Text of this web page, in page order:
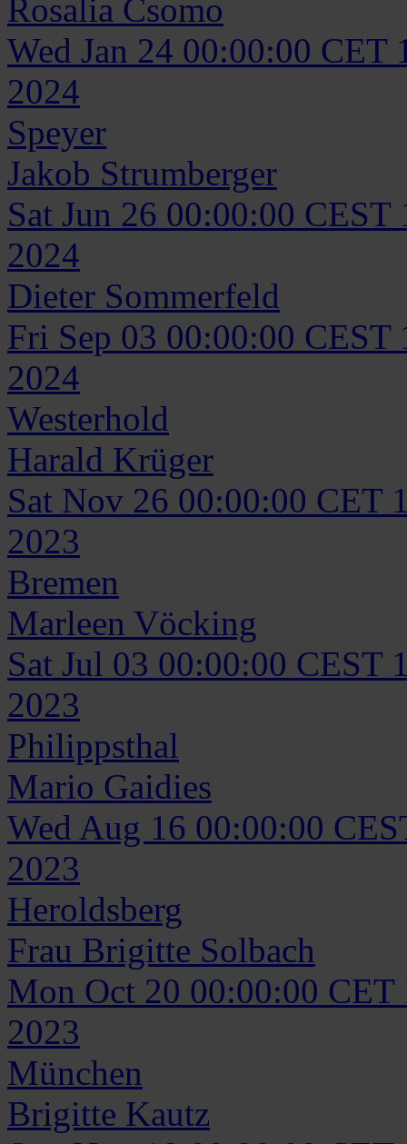
Rosalia Csomo
Wed Jan 24 00:00:00 CET
2024
Speyer
Jakob Strumberger
Sat Jun 26 00:00:00 CEST
2024
Dieter Sommerfeld
Fri Sep 03 00:00:00 CEST
2024
Westerhold
Harald Krüger
Sat Nov 26 00:00:00 CET
2023
Bremen
Marleen Vöcking
Sat Jul 03 00:00:00 CEST
2023
Philippsthal
Mario Gaidies
Wed Aug 16 00:00:00
2023
Heroldsberg
Frau Brigitte Solbach
Mon Oct 20 00:00:00 CET
2023
München
Brigitte Kautz